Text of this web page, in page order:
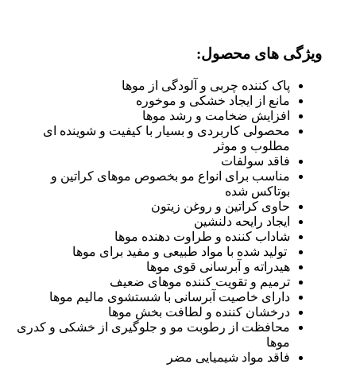
ویژگی های محصول:
پاک کننده چربی و آلودگی از موها
مانع از ایجاد خشکی و موخوره
افزایش ضخامت و رشد موها
محصولی کاربردی و بسیار با کیفیت و شوینده ای
مطلوب و موثر
فاقد سولفات
مناسب برای انواع مو بخصوص موهای کراتین و
بوتاکس شده
حاوی کراتین و روغن زیتون
ایجاد رایحه دلنشین
شاداب کننده و طراوت دهنده موها
تولید شده با مواد طبیعی و مفید برای موها
هیدراته و آبرسانی قوی موها
ترمیم و تقویت کننده موهای ضعیف
دارای خاصیت آبرسانی با شستشوی مالیم موها
درخشان کننده و لطافت بخش موها
محافظت از رطوبت مو و جلوگیری از خشکی و کدری
موها
فاقد مواد شیمیایی مضر